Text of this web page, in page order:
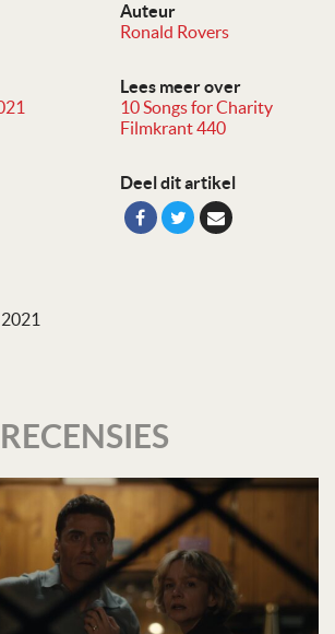
Auteur
Ronald Rovers
Lees meer over
10 Songs for Charity
Filmkrant 440
Deel dit artikel